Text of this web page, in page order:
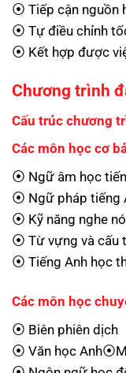
⦿ Tiếp cận nguồn
⦿ Tự điều chỉnh
⦿ Kết hợp được
Chương trình
Cấu trúc chương
Các môn học cơ
⦿ Ngữ âm học
⦿ Ngữ pháp tiếng
⦿ Kỹ năng nghe
⦿ Từ vựng và cấu
⦿ Tiếng Anh học
Các môn học
⦿ Biên phiên dịch
⦿ Văn học